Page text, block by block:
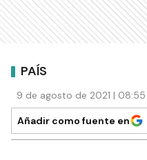
PAÍS
9 de agosto de 2021 |
Añadir como fuente en